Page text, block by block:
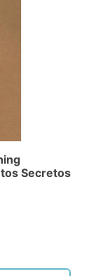
Secretos